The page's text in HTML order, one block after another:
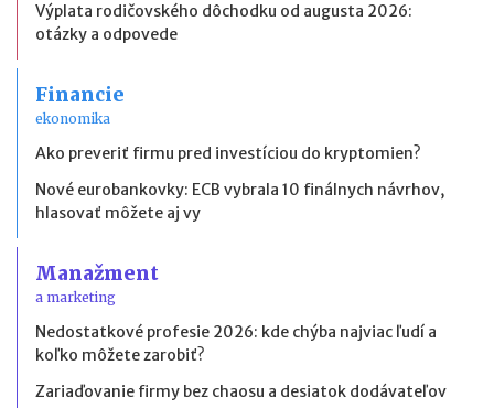
Výplata rodičovského dôchodku od augusta 2026:
otázky a odpovede
Financie
ekonomika
Ako preveriť firmu pred investíciou do kryptomien?
Nové eurobankovky: ECB vybrala 10 finálnych návrhov,
hlasovať môžete aj vy
Manažment
a marketing
Nedostatkové profesie 2026: kde chýba najviac ľudí a
koľko môžete zarobiť?
Zariaďovanie firmy bez chaosu a desiatok dodávateľov